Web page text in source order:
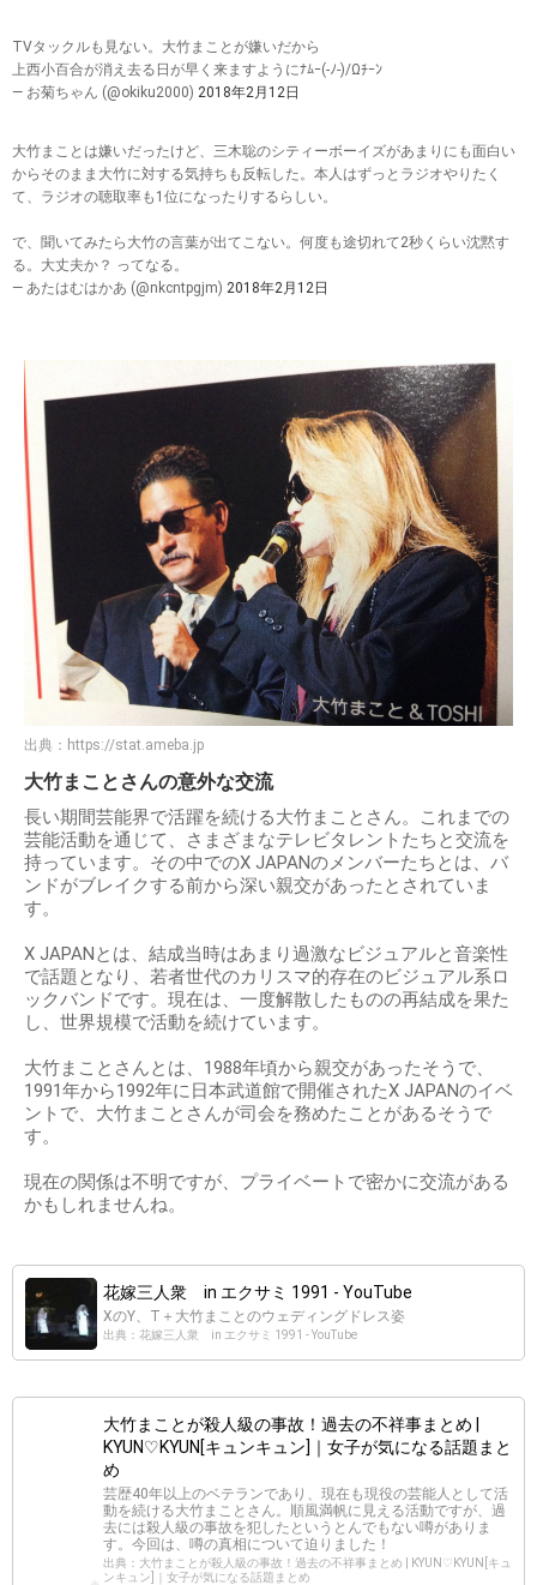
TVタックルも見ない。大竹まことが嫌いだから
上西小百合が消え去る日が早く来ますようにﾅﾑｰ(-ﾉ-)/Ωﾁｰﾝ
— お菊ちゃん (@okiku2000) 2018年2月12日
大竹まことは嫌いだったけど、三木聡のシティーボーイズがあまりにも面白い
からそのまま大竹に対する気持ちも反転した。本人はずっとラジオやりたく
て、ラジオの聴取率も1位になったりするらしい。
で、聞いてみたら大竹の言葉が出てこない。何度も途切れて2秒くらい沈黙す
る。大丈夫か？ ってなる。
— あたはむはかあ (@nkcntpgjm) 2018年2月12日
出典： https://stat.ameba.jp
大竹まことさんの意外な交流
長い期間芸能界で活躍を続ける大竹まことさん。これまでの
芸能活動を通じて、さまざまなテレビタレントたちと交流を
持っています。その中でのX JAPANのメンバーたちとは、バ
ンドがブレイクする前から深い親交があったとされていま
す。
X JAPANとは、結成当時はあまり過激なビジュアルと音楽性
で話題となり、若者世代のカリスマ的存在のビジュアル系ロ
ックバンドです。現在は、一度解散したものの再結成を果た
し、世界規模で活動を続けています。
大竹まことさんとは、1988年頃から親交があったそうで、
1991年から1992年に日本武道館で開催されたX JAPANのイベ
ントで、大竹まことさんが司会を務めたことがあるそうで
す。
現在の関係は不明ですが、プライベートで密かに交流がある
かもしれませんね。
花嫁三人衆 in エクサミ 1991 - YouTube
XのY、T＋大竹まことのウェディングドレス姿
出典：花嫁三人衆 in エクサミ 1991 - YouTube
大竹まことが殺人級の事故！過去の不祥事まとめ |
KYUN♡KYUN[キュンキュン]｜女子が気になる話題まと
め
芸歴40年以上のベテランであり、現在も現役の芸能人として活
動を続ける大竹まことさん。順風満帆に見える活動ですが、過
去には殺人級の事故を犯したというとんでもない噂がありま
す。今回は、噂の真相について迫りました！
出典：大竹まことが殺人級の事故！過去の不祥事まとめ | KYUN♡KYUN[キュ
ンキュン]｜女子が気になる話題まとめ